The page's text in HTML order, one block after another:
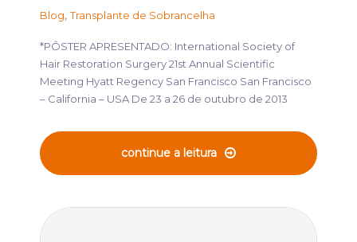
Blog,Transplante de Sobrancelha
*PÔSTER APRESENTADO: International Society of
Hair Restoration Surgery 21st Annual Scientific
Meeting Hyatt Regency San Francisco San Francisco
– California – USA De 23 a 26 de outubro de 2013
continue a leitura